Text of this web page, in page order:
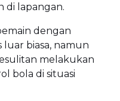
di lapangan.
dengan
biasa, namun
melakukan
bola di situasi